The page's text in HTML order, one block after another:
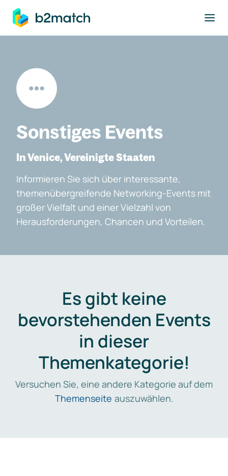
springen
Sonstiges Events
In Venice, Vereinigte Staaten
Informieren Sie sich über interessante,
themenübergreifende Networking-Events mit
großer Vielfalt und einer Vielzahl von
Herausforderungen, Chancen und Vorteilen.
Es gibt keine
bevorstehenden Events
in dieser
Themenkategorie!
Versuchen Sie, eine andere Kategorie auf dem
Themenseite auszuwählen.